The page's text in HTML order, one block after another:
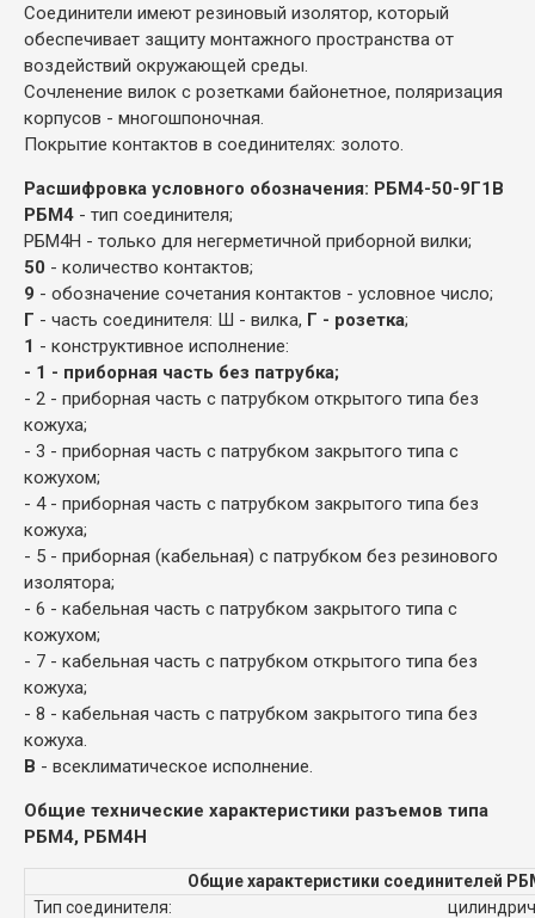
Соединители имеют резиновый изолятор, который
обеспечивает защиту монтажного пространства от
воздействий окружающей среды.
Сочленение вилок с розетками байонетное, поляризация
корпусов - многошпоночная.
Покрытие контактов в соединителях: золото.
Расшифровка условного обозначения: РБМ4-50-9Г1В
РБМ4 - тип соединителя;
РБМ4Н - только для негерметичной приборной вилки;
50 - количество контактов;
9 - обозначение сочетания контактов - условное число;
Г - часть соединителя: Ш - вилка, Г - розетка;
1 - конструктивное исполнение:
- 1 - приборная часть без патрубка;
- 2 - приборная часть с патрубком открытого типа без
кожуха;
- 3 - приборная часть с патрубком закрытого типа с
кожухом;
- 4 - приборная часть с патрубком закрытого типа без
кожуха;
- 5 - приборная (кабельная) с патрубком без резинового
изолятора;
- 6 - кабельная часть с патрубком закрытого типа с
кожухом;
- 7 - кабельная часть с патрубком открытого типа без
кожуха;
- 8 - кабельная часть с патрубком закрытого типа без
кожуха.
В - всеклиматическое исполнение.
Общие технические характеристики разъемов типа
РБМ4, РБМ4Н
Общие характеристики соединителей
Тип соединителя: